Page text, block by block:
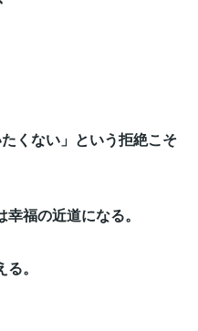
くない」という拒絶こそ
福の近道になる。
。